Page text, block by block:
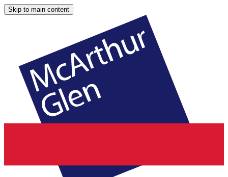
Skip to main content